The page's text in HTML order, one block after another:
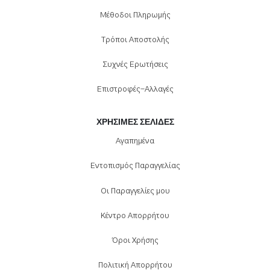
Μέθοδοι Πληρωμής
Τρόποι Αποστολής
Συχνές Ερωτήσεις
Επιστροφές-Αλλαγές
ΧΡΉΣΙΜΕΣ ΣΕΛΊΔΕΣ
Αγαπημένα
Εντοπισμός Παραγγελίας
Οι Παραγγελίες μου
Κέντρο Απορρήτου
Όροι Χρήσης
Πολιτική Απορρήτου